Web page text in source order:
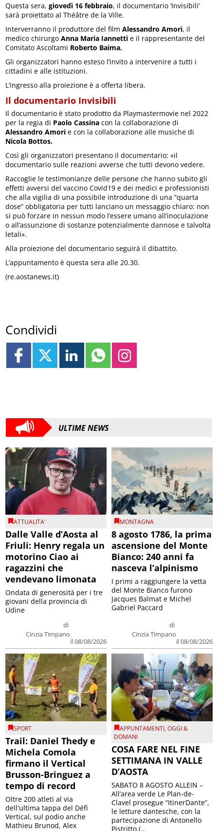
Questa sera,giovedì 16 febbraio, il documentario ‘Invisibili’
sarà proiettato al Théâtre de la Ville.
Interverranno il produttore del filmAlessandro Amori, il
medico chirurgo Anna Maria Iannetti e il rappresentante del
Comitato Ascoltami Roberto Baima.
Gli organizzatori hanno esteso l’invito a intervenire a tutti i
cittadini e alle istituzioni.
L’ingresso alla proiezione è a offerta libera.
Il documentario Invisibili
Il documentario è stato prodotto da Playmastermovie nel 2022
per la regia di Paolo Cassina con la collaborazione di
Alessandro Amori e con la collaborazione alle musiche di
Nicola Bottos.
Così gli organizzatori presentano il documentario: «il
documentario sulle reazioni avverse che tutti devono vedere.
Raccoglie le testimonianze delle persone che hanno subito gli
effetti avversi del vaccino Covid19 e dei medici e professionisti
che alla vigilia di una possibile introduzione di una “quarta
dose” obbligatoria per tutti lanciano un messaggio chiaro: non
si può forzare in nessun modo l’essere umano all’inoculazione
o all’assunzione di sostanze potenzialmente dannose e talvolta
letali».
Alla proiezione del documentario seguirà il dibattito.
L’appuntamento è questa sera alle 20.30.
(re.aostanews.it)
Condividi
ULTIME NEWS
ATTUALITA'
Dalle Valle d’Aosta al
Friuli: Henry regala un
motorino Ciao ai
ragazzini che
vendevano limonata
di
Cinzia Timpano
il 08/08/2026
Ondata di generosità per i tre
giovani della provincia di
Udine
MONTAGNA
8 agosto 1786, la prima
ascensione del Monte
Bianco: 240 anni fa
nasceva l’alpinismo
di
Cinzia Timpano
il 08/08/2026
I primi a raggiungere la vetta
del Monte Bianco furono
Jacques Balmat e Michel
Gabriel Paccard
SPORT
Trail: Daniel Thedy e
Michela Comola
firmano il Vertical
Brusson-Bringuez a
tempo di record
Oltre 200 atleti al via
dell'ultima tappa del Défì
Vertical, sul podio anche
Mathieu Brunod, Alex
APPUNTAMENTI,OGGI &
DOMANI
COSA FARE NEL FINE
SETTIMANA IN VALLE
D’AOSTA
SABATO 8 AGOSTO ALLEIN –
All’area verde Le Plan-de-
Clavel prosegue “ItinerDante”,
le letture dantesche, con la
partecipazione di Antonello
Pistritto (...